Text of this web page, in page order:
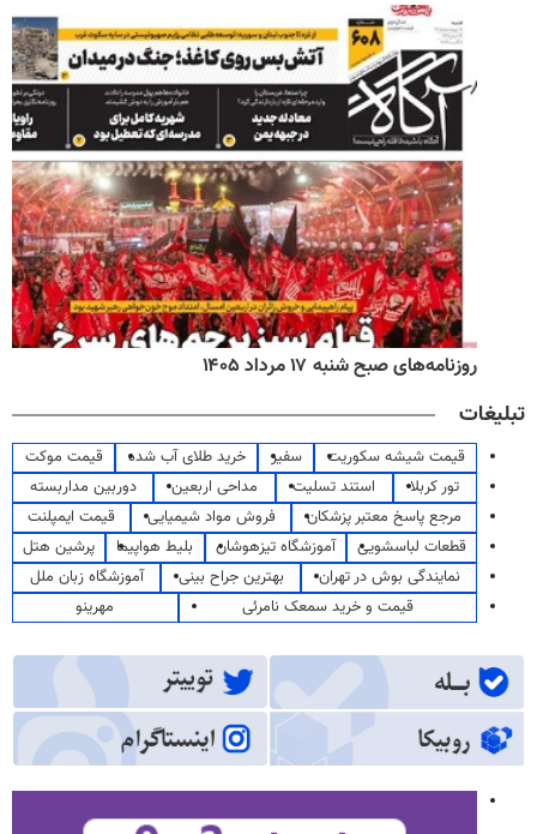
روزنامه‌های صبح شنبه ۱۷ مرداد ۱۴۰۵
تبلیغات
قیمت شیشه سکوریت سفیر خرید طلای آب شده
قیمت موکت
تور کربلا
استند تسلیت مداحی اربعین
دوربین مداربسته
مرجع پاسخ معتبر پزشکان
فروش مواد شیمیایی
قیمت ایمپلنت
قطعات لباسشویی
آموزشگاه تیزهوشان بلیط هواپیما
پرشین هتل
نمایندگی بوش در تهران
بهترین جراح بینی
آموزشگاه زبان ملل
قیمت و خرید سمعک نامرئی
مهرینو